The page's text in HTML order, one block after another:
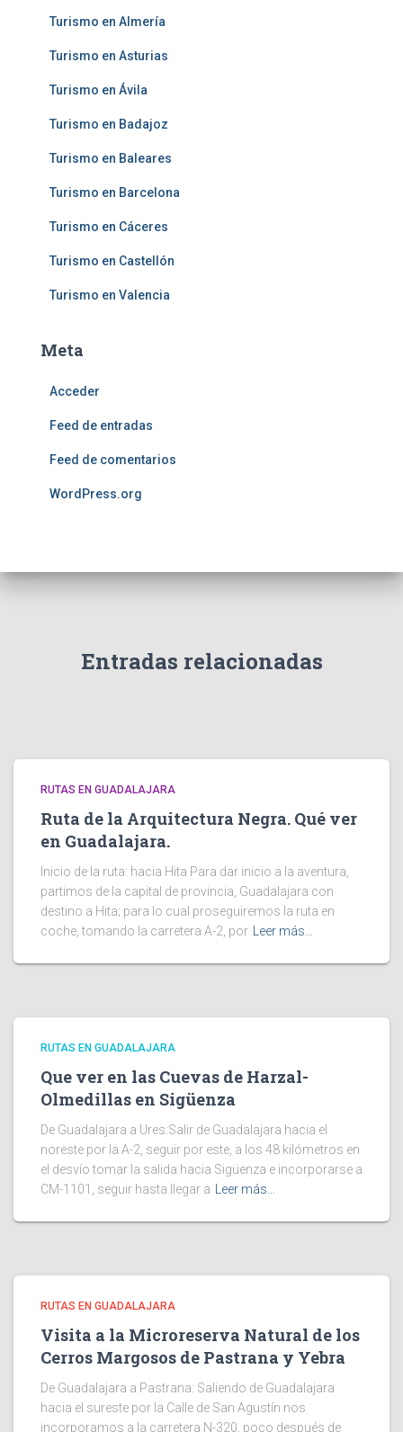
Turismo en Almería
Turismo en Asturias
Turismo en Ávila
Turismo en Badajoz
Turismo en Baleares
Turismo en Barcelona
Turismo en Cáceres
Turismo en Castellón
Turismo en Valencia
Meta
Acceder
Feed de entradas
Feed de comentarios
WordPress.org
Entradas relacionadas
RUTAS EN GUADALAJARA
Ruta de la Arquitectura Negra. Qué ver
en Guadalajara.
Inicio de la ruta: hacia Hita Para dar inicio a la aventura,
partimos de la capital de provincia, Guadalajara con
destino a Hita; para lo cual proseguiremos la ruta en
coche, tomando la carretera A-2, por
Leer más…
RUTAS EN GUADALAJARA
Que ver en las Cuevas de Harzal-
Olmedillas en Sigüenza
De Guadalajara a Ures:Salir de Guadalajara hacia el
noreste por la A-2, seguir por este, a los 48 kilómetros en
el desvío tomar la salida hacia Sigüenza e incorporarse a
CM-1101, seguir hasta llegar a
Leer más…
RUTAS EN GUADALAJARA
Visita a la Microreserva Natural de los
Cerros Margosos de Pastrana y Yebra
De Guadalajara a Pastrana: Saliendo de Guadalajara
hacia el sureste por la Calle de San Agustín nos
incorporamos a la carretera N-320, poco después de